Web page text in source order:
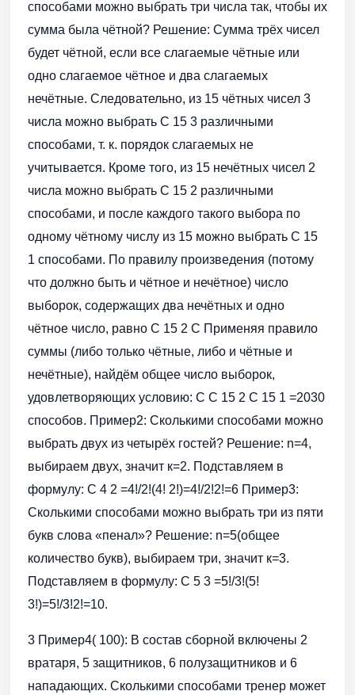
способами можно выбрать три числа так, чтобы их
сумма была чётной? Решение: Сумма трёх чисел
будет чётной, если все слагаемые чётные или
одно слагаемое чётное и два слагаемых
нечётные. Следовательно, из 15 чётных чисел 3
числа можно выбрать С 15 3 различными
способами, т. к. порядок слагаемых не
учитывается. Кроме того, из 15 нечётных чисел 2
числа можно выбрать С 15 2 различными
способами, и после каждого такого выбора по
одному чётному числу из 15 можно выбрать С 15
1 способами. По правилу произведения (потому
что должно быть и чётное и нечётное) число
выборок, содержащих два нечётных и одно
чётное число, равно С 15 2 С Применяя правило
суммы (либо только чётные, либо и чётные и
нечётные), найдём общее число выборок,
удовлетворяющих условию: С С 15 2 С 15 1 =2030
способов. Пример2: Сколькими способами можно
выбрать двух из четырёх гостей? Решение: n=4,
выбираем двух, значит к=2. Подставляем в
формулу: С 4 2 =4!/2!(4! 2!)=4!/2!2!=6 Пример3:
Сколькими способами можно выбрать три из пяти
букв слова «пенал»? Решение: n=5(общее
количество букв), выбираем три, значит к=3.
Подставляем в формулу: С 5 3 =5!/3!(5!
3!)=5!/3!2!=10.
3 Пример4( 100): В состав сборной включены 2
вратаря, 5 защитников, 6 полузащитников и 6
нападающих. Сколькими способами тренер может